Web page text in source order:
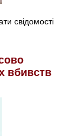
свідомості
вбивств